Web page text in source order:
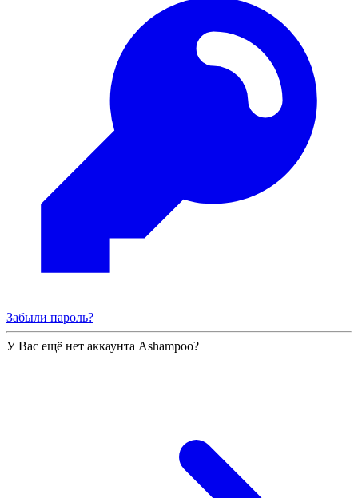
Забыли пароль?
У Вас ещё нет аккаунта Ashampoo?